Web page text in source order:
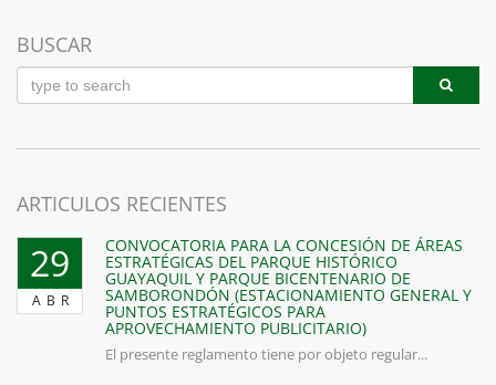
entradas
BUSCAR
ARTICULOS RECIENTES
29
ABR
CONVOCATORIA PARA LA CONCESIÓN DE ÁREAS
ESTRATÉGICAS DEL PARQUE HISTÓRICO
GUAYAQUIL Y PARQUE BICENTENARIO DE
SAMBORONDÓN (ESTACIONAMIENTO GENERAL Y
PUNTOS ESTRATÉGICOS PARA
APROVECHAMIENTO PUBLICITARIO)
El presente reglamento tiene por objeto regular...